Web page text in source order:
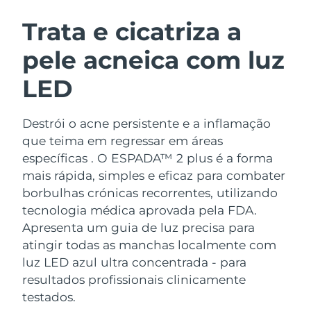
Trata e cicatriza a
pele acneica com luz
LED
Destrói o acne persistente e a inflamação
que teima em regressar em áreas
específicas . O ESPADA™ 2 plus é a forma
mais rápida, simples e eficaz para combater
borbulhas crónicas recorrentes, utilizando
tecnologia médica aprovada pela FDA.
Apresenta um guia de luz precisa para
atingir todas as manchas localmente com
luz LED azul ultra concentrada - para
resultados profissionais clinicamente
testados.
Limpeza facial
Anti-aging massage
LUNA™ 4 Plus
Massage, LED heating
LUNA™ 4 Men
For men, anti-aging massage
Microcurrent toning
BEAR™ 2 go
Microcurrent toning on-the-go
BEAR™ 2 eyes & lips
Microcurrent line smoothing device
Hidratação
UFO™ 3 kit
Deep facial hydration
UFO™ 3 LED
Near-infrared and red light therapy
device
Cuidado oral
issa™ 4
Hybrid silicone sonic toothbrush
issa™ 4 plus
Smart hybrid silicone sonic toothbrush
TRATAMENTO ANTIENVELHECIMENTO
FAQ™
Antienvelhecimento
Áustria Entrega prevista
Barein Entrega prevista8/11/26
Bélgica
Bermudas Entrega prevista8/16/26
Bósnia e
Herzegovina
Entrega prevista8/13/26
Brunei Entrega prevista8/15/26
Bulgária Entrega prevista
Canadá Entrega prevista
Chile